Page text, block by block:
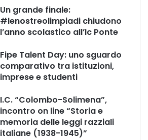
Un grande finale:
#lenostreolimpiadi chiudono
l’anno scolastico all’Ic Ponte
Fipe Talent Day: uno sguardo
comparativo tra istituzioni,
imprese e studenti
I.C. “Colombo-Solimena”,
incontro on line “Storia e
memoria delle leggi razziali
italiane (1938-1945)”